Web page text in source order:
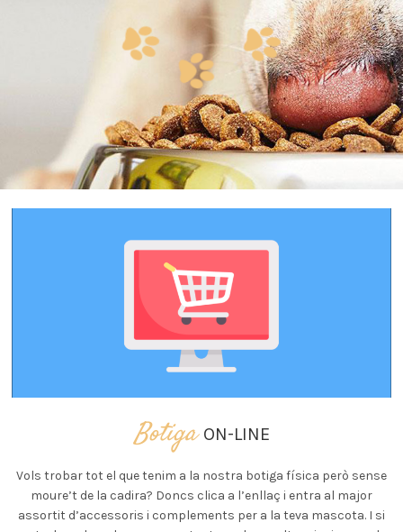
Botiga ON-LINE
Vols trobar tot el que tenim a la nostra botiga física però sense
moure’t de la cadira? Doncs clica a l’enllaç i entra al major
assortit d’accessoris i complements per a la teva mascota. I si